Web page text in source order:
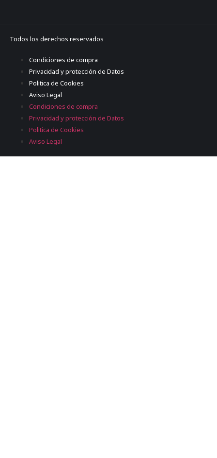
Todos los derechos reservados
Condiciones de compra
Privacidad y protección de Datos
Politica de Cookies
Aviso Legal
Condiciones de compra
Privacidad y protección de Datos
Politica de Cookies
Aviso Legal